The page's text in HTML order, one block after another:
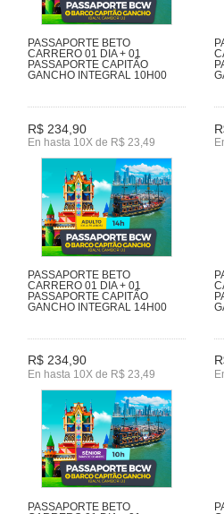
PASSAPORTE BETO
CARRERO 01 DIA + 01
PASSAPORTE CAPITÃO
GANCHO INTEGRAL 10H00
R$ 234,90
En hasta 10X de R$ 23,49
PASSAPORTE BETO
CARRERO 01 DIA + 01
PASSAPORTE CAPITÃO
GANCHO INTEGRAL 14H00
R$ 234,90
En hasta 10X de R$ 23,49
PASSAPORTE BETO